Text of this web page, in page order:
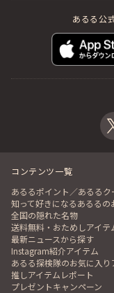
あるる公
コンテンツ一覧
あるるポイント／あるるク
知って好きになるあるるの
全国の隠れた名物
送料無料・おためしアイテ
最新ニュースから探す
Instagram紹介アイテム
あるる探検隊のお気に入り
推しアイテムレポート
プレゼントキャンペーン